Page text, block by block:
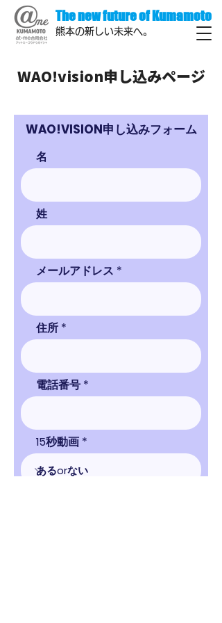
The new future of Kumamoto
熊本の新しい未来へ。
WAO!vision申し込みページ
WAO!VISION申し込みフォーム
名
姓
メールアドレス
住所
電話番号
15秒動画